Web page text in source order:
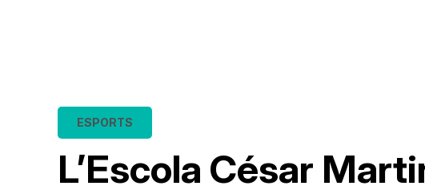
L’Escola César
ESPORTS